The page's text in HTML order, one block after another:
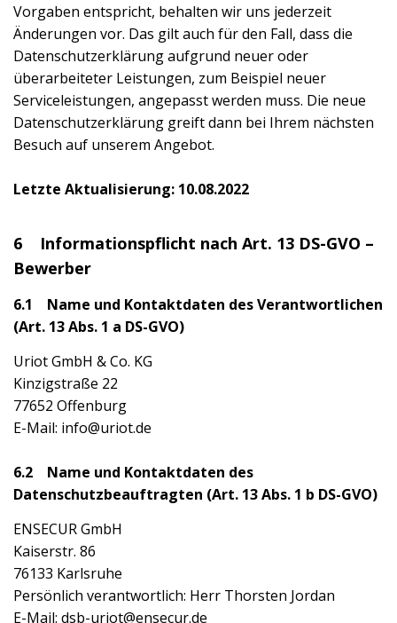
Vorgaben entspricht, behalten wir uns jederzeit
Änderungen vor. Das gilt auch für den Fall, dass die
Datenschutzerklärung aufgrund neuer oder
überarbeiteter Leistungen, zum Beispiel neuer
Serviceleistungen, angepasst werden muss. Die neue
Datenschutzerklärung greift dann bei Ihrem nächsten
Besuch auf unserem Angebot.
Letzte Aktualisierung: 10.08.2022
6 Informationspflicht nach Art. 13 DS-GVO –
Bewerber
6.1 Name und Kontaktdaten des Verantwortlichen
(Art. 13 Abs. 1 a DS-GVO)
Uriot GmbH & Co. KG
Kinzigstraße 22
77652 Offenburg
E-Mail: info@uriot.de
6.2 Name und Kontaktdaten des
Datenschutzbeauftragten (Art. 13 Abs. 1 b DS-GVO)
ENSECUR GmbH
Kaiserstr. 86
76133 Karlsruhe
Persönlich verantwortlich: Herr Thorsten Jordan
E-Mail: dsb-uriot@ensecur.de